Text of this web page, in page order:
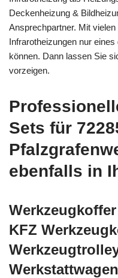
Deckenheizung &
Ansprechpartner. Mit
Infrarotheizungen nur
können. Dann lassen Sie
vorzeigen.
Sets für
ebenfalls in
KFZ